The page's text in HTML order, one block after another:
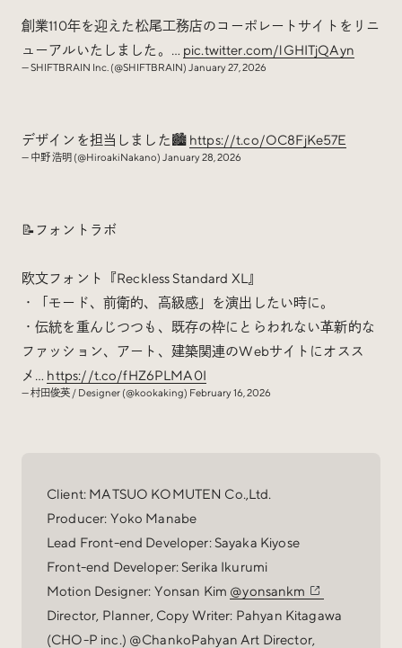
創業110年を迎えた松尾工務店のコーポレートサイトをリニ
ューアルいたしました。… pic.twitter.com/lGHITjQAyn
— SHIFTBRAIN Inc. (@SHIFTBRAIN) January 27, 2026
デザインを担当しました🏙️ https://t.co/OC8FjKe57E
— 中野 浩明 (@HiroakiNakano) January 28, 2026
📝フォントラボ
欧文フォント『Reckless Standard XL』
・「モード、前衛的、高級感」を演出したい時に。
・伝統を重んじつつも、既存の枠にとらわれない革新的な
ファッション、アート、建築関連のWebサイトにオスス
メ… https://t.co/fHZ6PLMA0I
— 村田俊英 / Designer (@kookaking) February 16, 2026
Client: MATSUO KOMUTEN Co.,Ltd.
Producer: Yoko Manabe
Lead Front-end Developer: Sayaka Kiyose
Front-end Developer: Serika Ikurumi
Motion Designer: Yonsan Kim @yonsankm
Director, Planner, Copy Writer: Pahyan Kitagawa
(CHO-P inc.) @ChankoPahyan Art Director,